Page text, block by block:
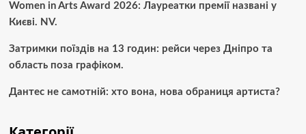
Women in Arts Award 2026: Лауреатки премії названі у
Києві. NV.
Затримки поїздів на 13 годин: рейси через Дніпро та
область поза графіком.
Дантес не самотній: хто вона, нова обраниця артиста?